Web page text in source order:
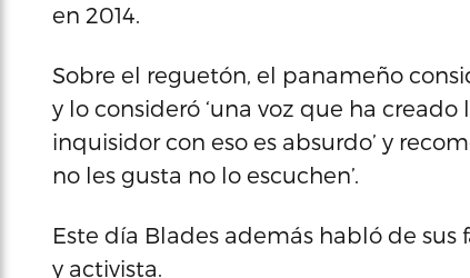
en 2014.
Sobre el reguetón, el panameño
y lo consideró ‘una voz que ha creado
inquisidor con eso es absurdo’ y
no les gusta no lo escuchen’.
Este día Blades además habló de
y activista.